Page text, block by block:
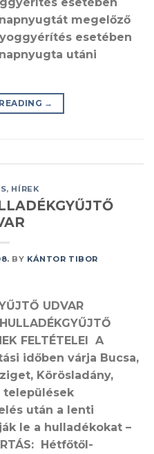
megelőző
esetében
utáni
→
, HÍREK
BY KÁNTOR TIBOR
UDVAR
FELTÉTELEI​​ A
időben várja​​ Bucsa,
Körösladány,
települések
után a lenti
le a hulladékokat –
Hétfőtől-